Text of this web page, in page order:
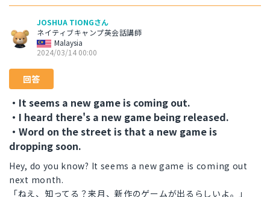
JOSHUA TIONGさん
ネイティブキャンプ英会話講師
Malaysia
2024/03/14 00:00
回答
・It seems a new game is coming out.
・I heard there's a new game being released.
・Word on the street is that a new game is
dropping soon.
Hey, do you know? It seems a new game is coming out
next month.
「ねえ、知ってる？来月、新作のゲームが出るらしいよ。」